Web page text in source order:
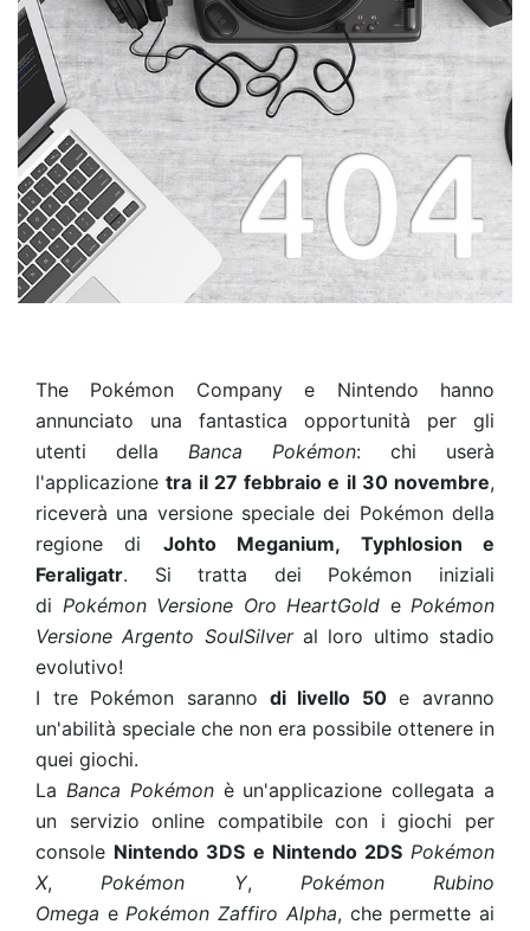
The Pokémon Company e Nintendo hanno
annunciato una fantastica opportunità per gli
utenti della Banca Pokémon: chi userà
l'applicazionetra il 27 febbraio e il 30 novembre,
riceverà una versione speciale dei Pokémon della
regione di Johto Meganium, Typhlosion e
Feraligatr. Si tratta dei Pokémon iniziali
di Pokémon Versione Oro HeartGold e Pokémon
Versione Argento SoulSilveral loro ultimo stadio
evolutivo!
I tre Pokémon saranno di livello 50e avranno
un'abilità speciale che non era possibile ottenere in
quei giochi.
La Banca Pokémon è un'applicazione collegata a
un servizio online compatibile con i giochi per
console Nintendo 3DS e Nintendo 2DS Pokémon
X,Pokémon Y, Pokémon Rubino
Omega ePokémon Zaffiro Alpha, che permette ai